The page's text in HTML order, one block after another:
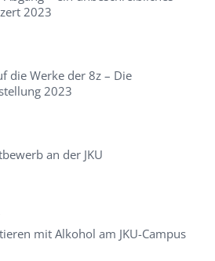
2023
die Werke der 8z – Die
2023
an der JKU
mit Alkohol am JKU-Campus